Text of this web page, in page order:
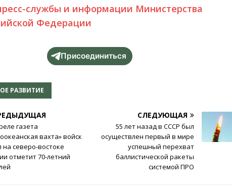
службы и информации Министерства
Федерации
Присоединиться
РАЗВИТИЕ
газета
вахта» войск
на северо-востоке
отметит 70-летний
СЛЕДУЮЩАЯ
55 лет назад в СССР был
осуществлен первый в мире
успешный перехват
баллистической ракеты
системой ПРО